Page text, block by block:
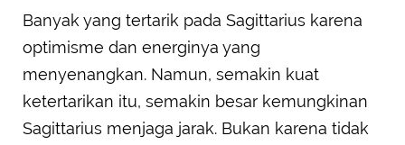
Banyak yang tertarik pada Sagittarius karena
optimisme dan energinya yang
menyenangkan. Namun, semakin kuat
ketertarikan itu, semakin besar kemungkinan
Sagittarius menjaga jarak. Bukan karena tidak